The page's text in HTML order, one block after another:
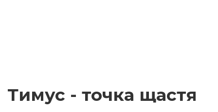
Тимус - точка щастя